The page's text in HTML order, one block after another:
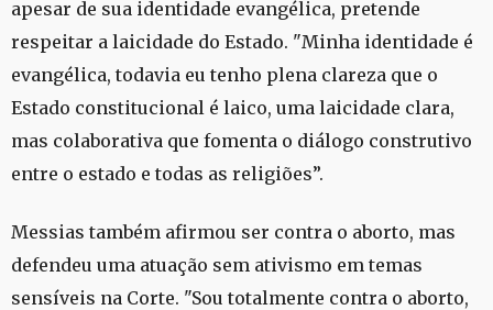
apesar de sua identidade evangélica, pretende
respeitar a laicidade do Estado. "Minha identidade é
evangélica, todavia eu tenho plena clareza que o
Estado constitucional é laico, uma laicidade clara,
mas colaborativa que fomenta o diálogo construtivo
entre o estado e todas as religiões”.
Messias também afirmou ser contra o aborto, mas
defendeu uma atuação sem ativismo em temas
sensíveis na Corte. "Sou totalmente contra o aborto,